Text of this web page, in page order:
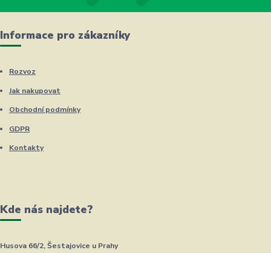
Informace pro zákazníky
Rozvoz
Jak nakupovat
Obchodní podmínky
GDPR
Kontakty
Kde nás najdete?
Husova 66/2, Šestajovice u Prahy